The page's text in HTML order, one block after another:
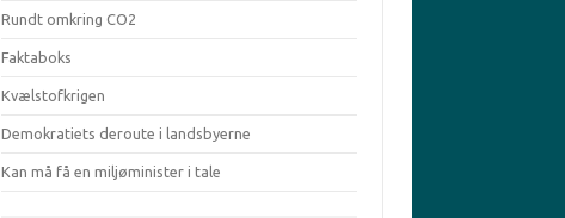
Rundt omkring CO2
Faktaboks
Kvælstofkrigen
Demokratiets deroute i landsbyerne
Kan må få en miljøminister i tale